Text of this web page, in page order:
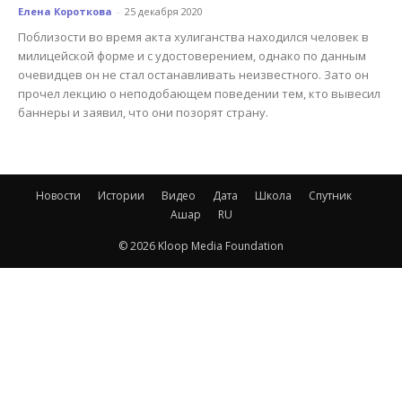
Елена Короткова - 25 декабря 2020
Поблизости во время акта хулиганства находился человек в
милицейской форме и с удостоверением, однако по данным
очевидцев он не стал останавливать неизвестного. Зато он
прочел лекцию о неподобающем поведении тем, кто вывесил
баннеры и заявил, что они позорят страну.
Новости Истории Видео Дата Школа
Спутник
Ашар
RU
© 2026 Kloop Media Foundation